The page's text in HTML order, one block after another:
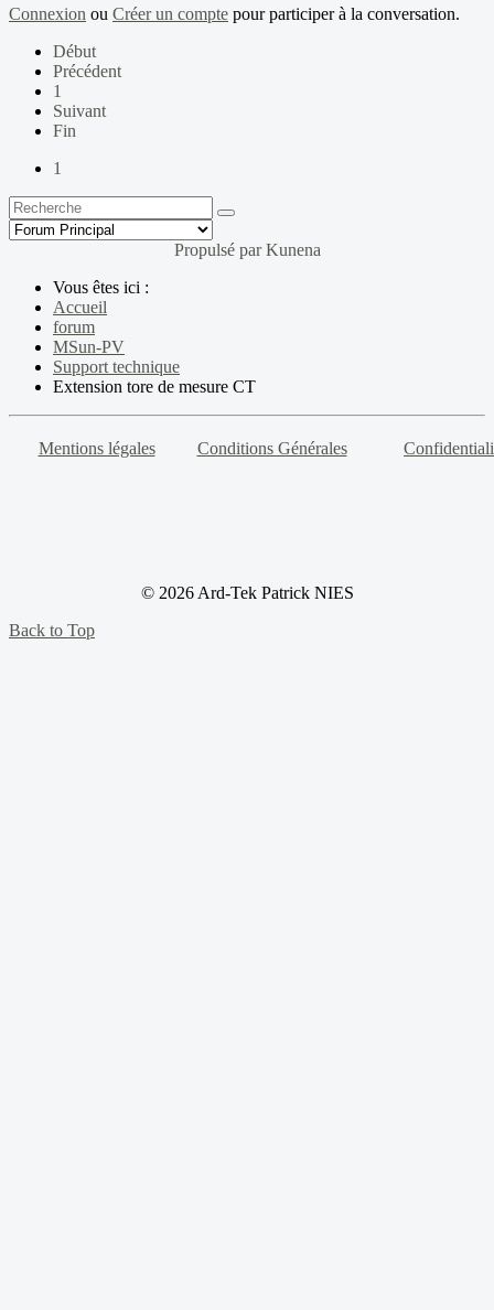
Connexion ou Créer un compte pour participer à la conversation.
Début
Précédent
1
Suivant
Fin
1
Propulsé parKunena
Vous êtes ici :
Accueil
forum
MSun-PV
Support technique
Extension tore de mesure CT
Mentions légales Conditions Générales
© 2026 Ard-Tek Patrick NIES
Back to Top